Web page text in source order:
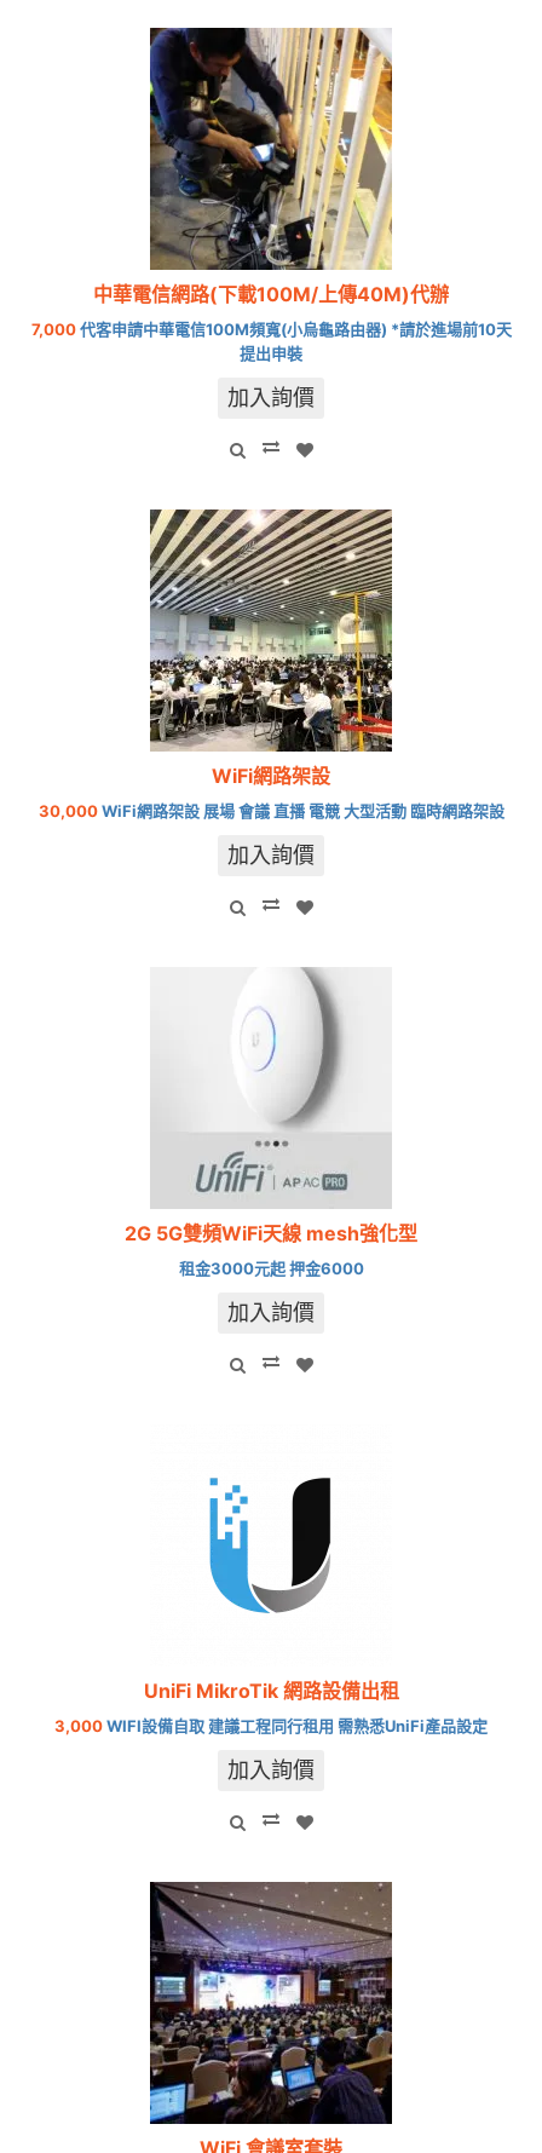
中華電信網路(下載100M/上傳40M)代辦
7,000代客申請中華電信100M頻寬(小烏龜路由器) *請於進場前10天
提出申裝
加入詢價
WiFi網路架設
30,000WiFi網路架設 展場 會議 直播 電競 大型活動 臨時網路架設
加入詢價
2G 5G雙頻WiFi天線 mesh強化型
租金3000元起 押金6000
加入詢價
UniFi MikroTik 網路設備出租
3,000WIFI設備自取 建議工程同行租用 需熟悉UniFi產品設定
加入詢價
WiFi 會議室套裝